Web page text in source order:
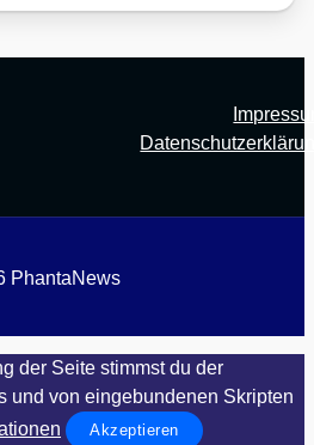
PhantaNews
der Seite stimmst du der
und von eingebundenen Skripten
Akzeptieren